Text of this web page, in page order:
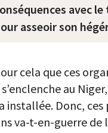
avec
asseoir son
cela que ces
au
installée. Donc,
va-t-en-guerre de